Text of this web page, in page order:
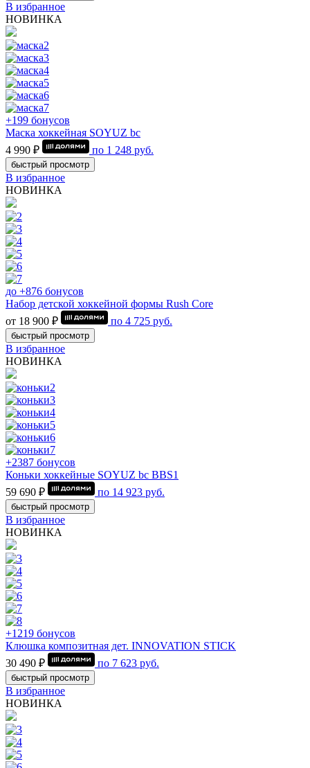
В избранное
НОВИНКА
+199 бонусов
Маска хоккейная SOYUZ bc
4 990 ₽
по 1 248 руб.
быстрый просмотр
В избранное
НОВИНКА
до +876 бонусов
Набор детской хоккейной формы Rush Core
от 18 900 ₽
по 4 725 руб.
быстрый просмотр
В избранное
НОВИНКА
+2387 бонусов
Коньки хоккейные SOYUZ bc BBS1
59 690 ₽
по 14 923 руб.
быстрый просмотр
В избранное
НОВИНКА
+1219 бонусов
Клюшка композитная дет. INNOVATION STICK
30 490 ₽
по 7 623 руб.
быстрый просмотр
В избранное
НОВИНКА